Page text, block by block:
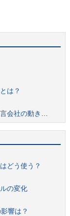
は？
の動きに注目
の影響は？
ル事情
の価値の高さ
で高まる需要
どう使う？
の変化
響は？